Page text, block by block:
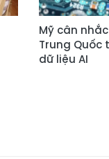
Mỹ cân
Trung
dữ liệu AI